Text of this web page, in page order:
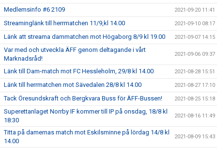
Medlemsinfo #6 2109 2021-09-20 11:41
Streaminglänk till herrmatchen 11/9,kl 14.00 2021-09-10 08:17
Länk att streama dammatchen mot Högaborg 8/9 kl 19.00 2021-09-07 14:15
Var med och utveckla ÄFF genom deltagande i vårt
Marknadsråd!
2021-09-06 09:37
Länk till Dam-match mot FC Hessleholm, 29/8 kl 14.00 2021-08-28 15:51
Länk till herrmatchen mot Sävedalen 28/8 kl 14.00 2021-08-27 17:10
Tack Öresundskraft och Bergkvara Buss för ÄFF-Bussen! 2021-08-25 15:18
Superettanlaget Norrby IF kommer till IP på onsdag, 18/8 kl
18:30
2021-08-16 11:49
Titta på damernas match mot Eskilsminne på lördag 14/8 kl
14.00
2021-08-09 15:43